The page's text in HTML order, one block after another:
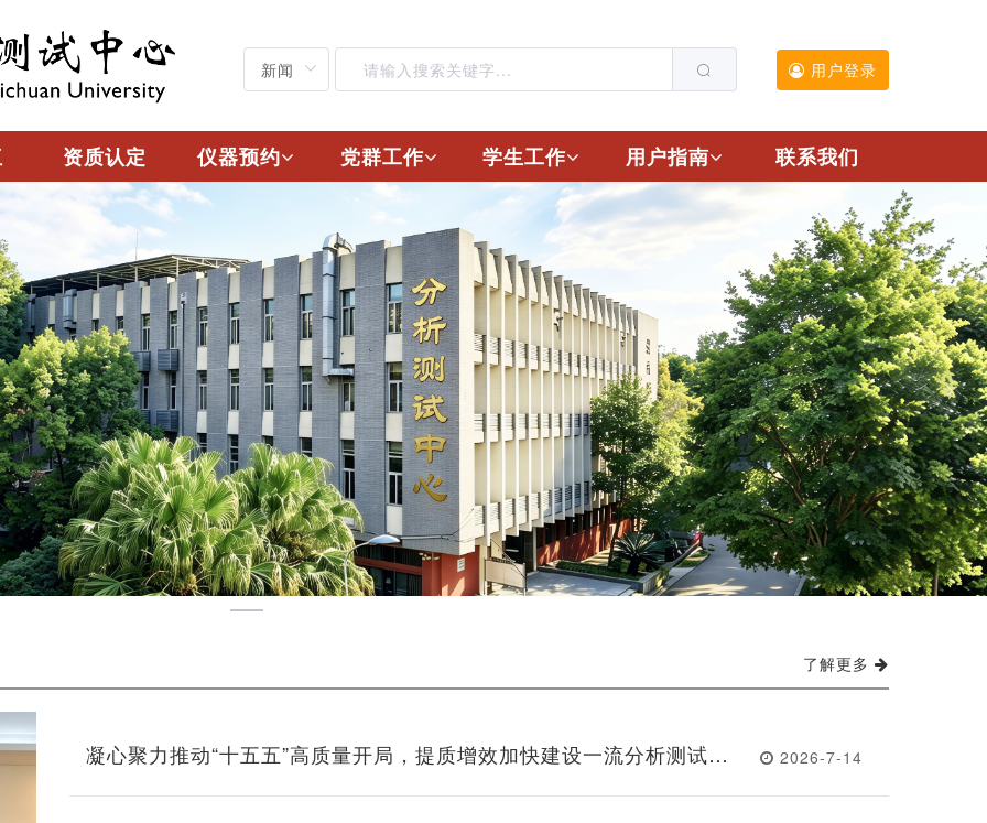
用户登录
资质认定 仪器预约 党群工作 学生工作 用户指南 联系我们
了解更多
凝心聚力推动“十五五”高质量开局，提质增效加快建设一流分析测试中
心 ——分析测试中心第五届教代会暨第四届工代会第五次会议圆满召开
2026-7-14